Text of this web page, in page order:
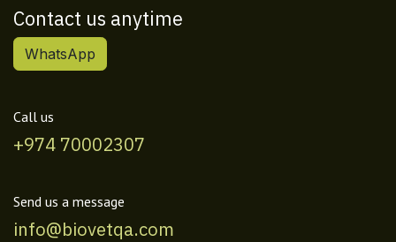
Contact us anytime
WhatsApp
Call us
+974 70002307
Send us a message
info@biovetqa.com